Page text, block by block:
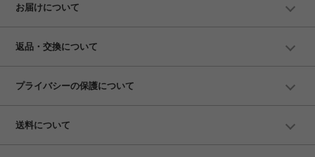
お届けについて
返品・交換について
プライバシーの保護について
送料について